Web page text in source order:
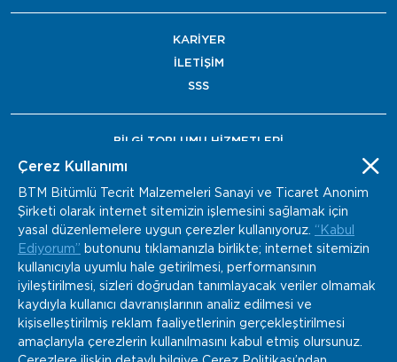
KARİYER
İLETİŞİM
SSS
BİLGİ TOPLUMU HİZMETLERİ
Çerez Kullanımı
BTM Bitümlü Tecrit Malzemeleri Sanayi ve Ticaret Anonim
Şirketi olarak internet sitemizin işlemesini sağlamak için
yasal düzenlemelere uygun çerezler kullanıyoruz. “Kabul
Ediyorum” butonunu tıklamanızla birlikte; internet sitemizin
kullanıcıyla uyumlu hale getirilmesi, performansının
iyileştirilmesi, sizleri doğrudan tanımlayacak veriler olmamak
kaydıyla kullanıcı davranışlarının analiz edilmesi ve
kişiselleştirilmiş reklam faaliyetlerinin gerçekleştirilmesi
amaçlarıyla çerezlerin kullanılmasını kabul etmiş olursunuz.